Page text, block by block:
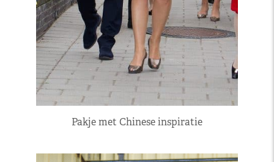
Pakje met Chinese inspiratie